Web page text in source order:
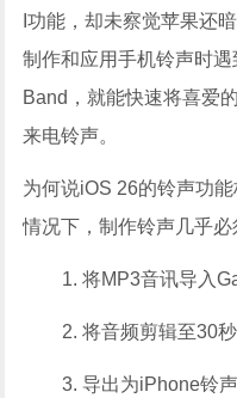
I功能，却未察觉苹果还
制作和应用手机铃声时
Band，就能快速将喜爱
来电铃声。
为何说iOS 26的铃声功
情况下，制作铃声几乎必
将MP3音讯导入
将音频剪辑至30
导出为iPhone铃